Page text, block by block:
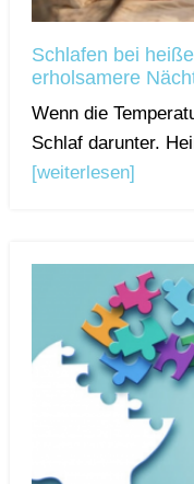
Schlafen bei
erholsamere
Wenn die
Schlaf darunter.
[weiterlesen]